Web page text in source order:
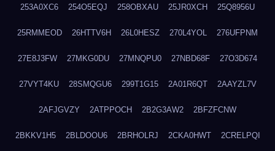
253A0XC6 254O5EQJ 258OBXAU 25JR0XCH 25Q8956U
25RMMEOD 26HTTV6H 26L0HESZ 270L4YOL 276UFPNM
27E8J3FW 27MKG0DU 27MNQPU0 27NBD68F 27O3D674
27VYT4KU 28SMQGU6 299T1G15 2A01R6QT 2AAYZL7V
2AFJGVZY 2ATPPOCH 2B2G3AW2 2BFZFCNW
2BKKV1H5 2BLDOOU6 2BRHOLRJ 2CKA0HWT 2CRELPQI